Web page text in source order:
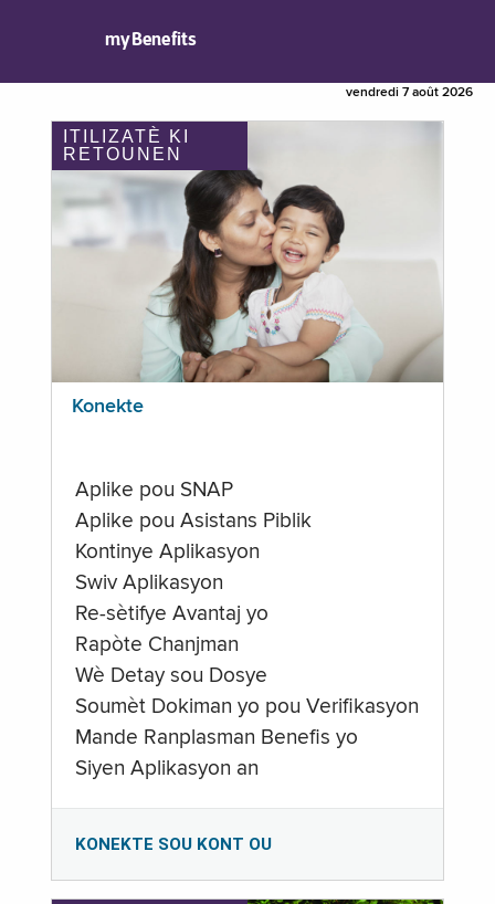
myBenefits
vendredi 7 août 2026
ITILIZATÈ KI
RETOUNEN
Konekte
Aplike pou SNAP
Aplike pou Asistans Piblik
Kontinye Aplikasyon
Swiv Aplikasyon
Re-sètifye Avantaj yo
Rapòte Chanjman
Wè Detay sou Dosye
Soumèt Dokiman yo pou Verifikasyon
Mande Ranplasman Benefis yo
Siyen Aplikasyon an
KONEKTE SOU KONT OU